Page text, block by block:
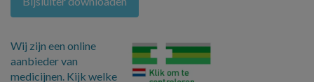
Wij zijn een online
aanbieder van
medicijnen. Kijk welke